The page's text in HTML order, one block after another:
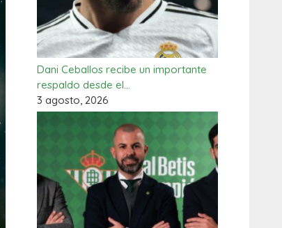
Dani Ceballos recibe un importante
respaldo desde el…
3 agosto, 2026